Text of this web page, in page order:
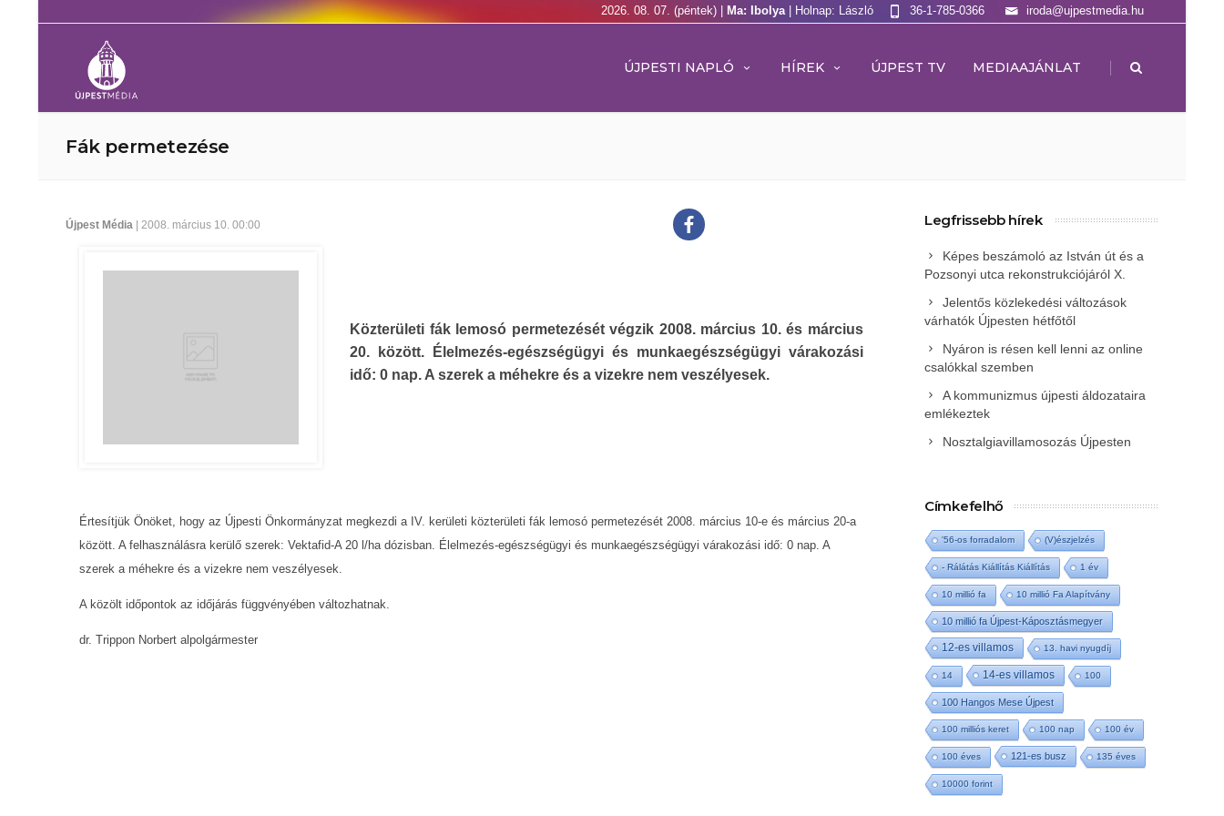
2026. 08. 07. (péntek) | Ma: Ibolya | Holnap: László iroda@ujpestmedia.hu
36-1-785-0366
ÚJPESTI NAPLÓ HÍREK ÚJPEST TV MEDIAAJÁNLAT |
Fák permetezése
Újpest Média | 2008. március 10. 00:00
Közterületi fák lemosó permetezését végzik 2008. március 10. és március
20. között. Élelmezés-egészségügyi és munkaegészségügyi várakozási
idő: 0 nap. A szerek a méhekre és a vizekre nem veszélyesek.
Értesítjük Önöket, hogy az Újpesti Önkormányzat megkezdi a IV. kerületi közterületi fák lemosó permetezését 2008. március 10-e és március 20-a
között. A felhasználásra kerülő szerek: Vektafid-A 20 l/ha dózisban. Élelmezés-egészségügyi és munkaegészségügyi várakozási idő: 0 nap. A
szerek a méhekre és a vizekre nem veszélyesek.
A közölt időpontok az időjárás függvényében változhatnak.
dr. Trippon Norbert alpolgármester
Legfrissebb hírek
Képes beszámoló az István út és a
Pozsonyi utca rekonstrukciójáról X.
Jelentős közlekedési változások
várhatók Újpesten hétfőtől
Nyáron is résen kell lenni az online
csalókkal szemben
A kommunizmus újpesti áldozataira
emlékeztek
Nosztalgiavillamosozás Újpesten
Címkefelhő
'56-os forradalom (V)észjelzés
- Rálátás Kiállítás Kiállítás 1 év
10 millió fa 10 millió Fa Alapítvány
10 millió fa Újpest-Káposztásmegyer
12-es villamos 13. havi nyugdíj
14 14-es villamos 100
100 Hangos Mese Újpest
100 milliós keret 100 nap 100 év
100 éves 121-es busz 135 éves
10000 forint